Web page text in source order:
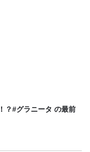
？#グラニータ の最前